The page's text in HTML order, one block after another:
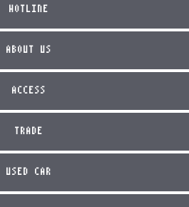
HOTLINE
ABOUT US
ACCESS
TRADE
USED CAR